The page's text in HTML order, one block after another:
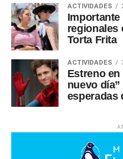
ACTIVIDADES
regionales
Torta Frita
ACTIVIDADES
Estreno en
nuevo
esperadas